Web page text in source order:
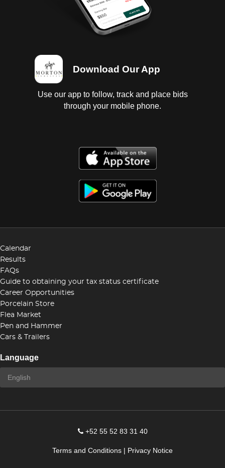
Download Our App
Use our app to follow, track and place bids
through your mobile phone.
Calendar
Results
FAQs
Guide to obtaining your tax status certificate
Career Opportunities
Porcelain Store
Flea Market
Pen and Hammer
Cars & Trailers
Language
+52 55 52 83 31 40
Terms and Conditions | Privacy Notice